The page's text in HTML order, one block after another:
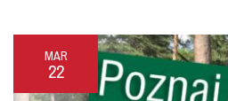
MAR
22